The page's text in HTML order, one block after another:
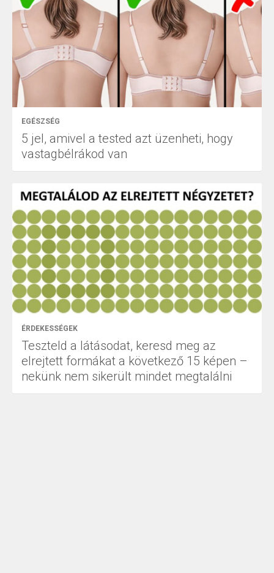
EGÉSZSÉG
5 jel, amivel a tested azt üzenheti, hogy
vastagbélrákod van
ÉRDEKESSÉGEK
Teszteld a látásodat, keresd meg az
elrejtett formákat a következő 15 képen –
nekünk nem sikerült mindet megtalálni